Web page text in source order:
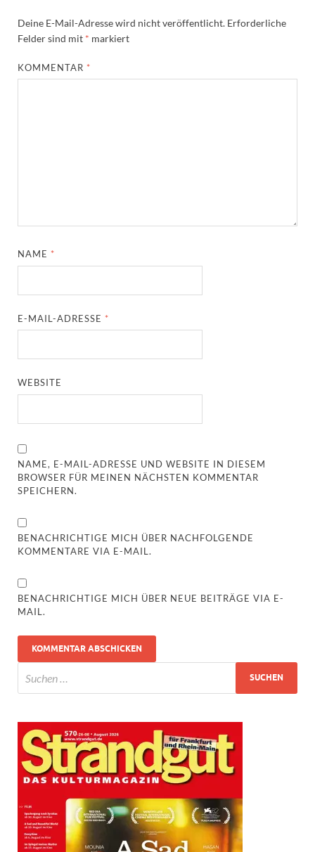
Deine E-Mail-Adresse wird nicht veröffentlicht. Erforderliche
Felder sind mit * markiert
KOMMENTAR *
NAME *
E-MAIL-ADRESSE *
WEBSITE
NAME, E-MAIL-ADRESSE UND WEBSITE IN DIESEM
BROWSER FÜR MEINEN NÄCHSTEN KOMMENTAR
SPEICHERN.
BENACHRICHTIGE MICH ÜBER NACHFOLGENDE
KOMMENTARE VIA E-MAIL.
BENACHRICHTIGE MICH ÜBER NEUE BEITRÄGE VIA E-
MAIL.